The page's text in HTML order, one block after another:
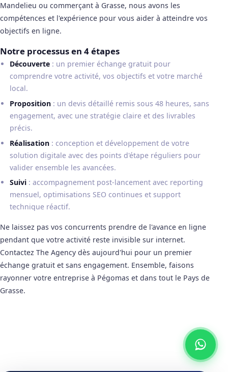
Mandelieu ou commerçant à Grasse, nous avons les
compétences et l'expérience pour vous aider à atteindre vos
objectifs en ligne.
Notre processus en 4 étapes
Découverte : un premier échange gratuit pour
comprendre votre activité, vos objectifs et votre marché
local.
Proposition : un devis détaillé remis sous 48 heures, sans
engagement, avec une stratégie claire et des livrables
précis.
Réalisation : conception et développement de votre
solution digitale avec des points d'étape réguliers pour
valider ensemble les avancées.
Suivi : accompagnement post-lancement avec reporting
mensuel, optimisations SEO continues et support
technique réactif.
Ne laissez pas vos concurrents prendre de l'avance en ligne
pendant que votre activité reste invisible sur internet.
Contactez The Agency dès aujourd'hui pour un premier
échange gratuit et sans engagement. Ensemble, faisons
rayonner votre entreprise à Pégomas et dans tout le Pays de
Grasse.